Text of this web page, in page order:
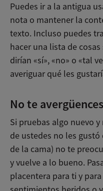
Puedes ir a la antigua
nota o mantener la
texto. Incluso puedes
hacer una lista de
dirían «sí», «no» o «tal
averiguar qué les
No te avergüences
Si pruebas algo nuevo
de ustedes no les gustó
de la cama) no te
y vuelve a lo bueno.
placentera para ti y